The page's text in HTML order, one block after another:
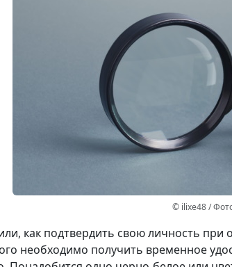
© ilixe48 /
как подтвердить свою личность при
необходимо получить временное